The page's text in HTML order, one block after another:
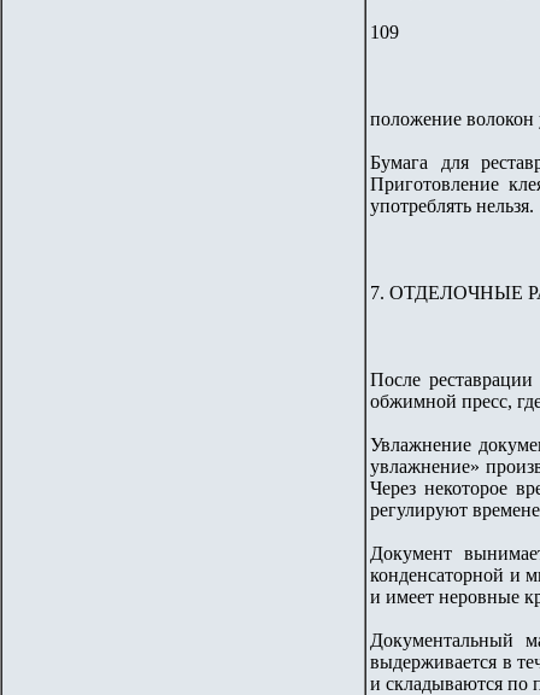
109
положение волокон
Бумага для
Приготовление
употреблять нельзя.
7. ОТДЕЛОЧНЫЕ
После
обжимной пресс,
Увлажнение
увлажнение»
Через некоторое
регулируют
Документ
конденсаторной и
и имеет неровные
Документальный
выдерживается в
и складываются по